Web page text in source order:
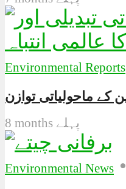
Environmental Reports
8 months پہلے
Environmental News •